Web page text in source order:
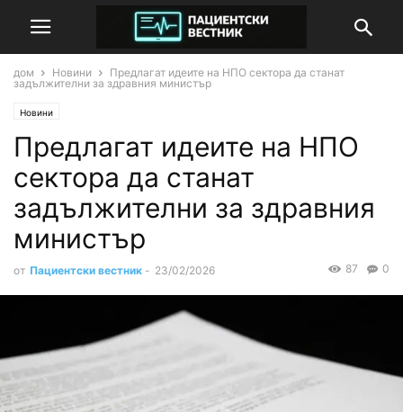
дом Новини
Предлагат идеите на НПО сектора да станат
задължителни за здравния министър
Новини
Предлагат идеите на НПО
сектора да станат
задължителни за здравния
министър
от Пациентски вестник - 23/02/2026 0
87